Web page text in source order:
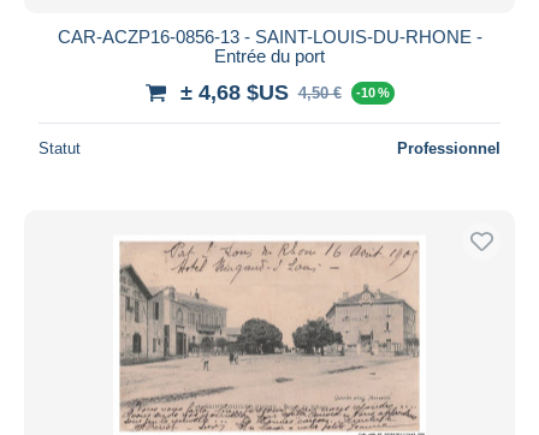
CAR-ACZP16-0856-13 - SAINT-LOUIS-DU-RHONE -
Entrée du port
± 4,68 $US 4,50 € -10 %
Statut Professionnel